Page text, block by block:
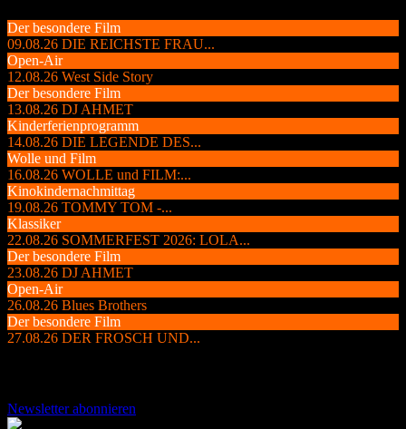
Der besondere Film
09.08.26 DIE REICHSTE FRAU...
Open-Air
12.08.26 West Side Story
Der besondere Film
13.08.26 DJ AHMET
Kinderferienprogramm
14.08.26 DIE LEGENDE DES...
Wolle und Film
16.08.26 WOLLE und FILM:...
Kinokindernachmittag
19.08.26 TOMMY TOM -...
Klassiker
22.08.26 SOMMERFEST 2026: LOLA...
Der besondere Film
23.08.26 DJ AHMET
Open-Air
26.08.26 Blues Brothers
Der besondere Film
27.08.26 DER FROSCH UND...
Newsletter abonnieren